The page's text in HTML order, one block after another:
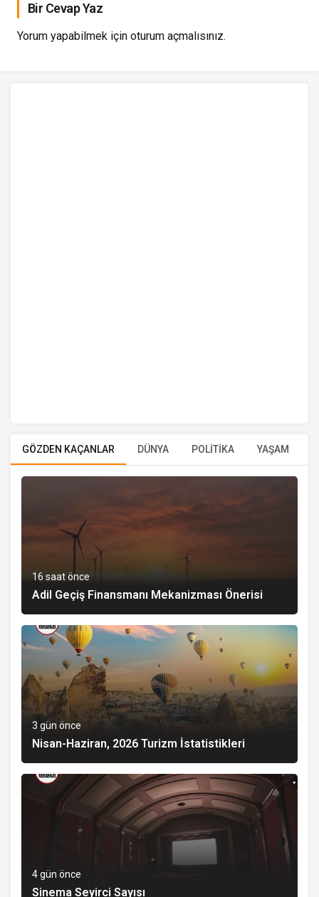
Bir Cevap Yaz
Yorum yapabilmek için oturum açmalısınız.
GÖZDEN KAÇANLAR DÜNYA POLİTİKA YAŞAM
16 saat önce
Adil Geçiş Finansmanı Mekanizması Önerisi
3 gün önce
Nisan-Haziran, 2026 Turizm İstatistikleri
4 gün önce
Sinema Seyirci Sayısı